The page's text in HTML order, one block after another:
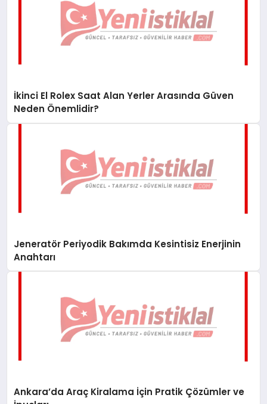
İkinci El Rolex Saat Alan Yerler Arasında Güven
Neden Önemlidir?
Jeneratör Periyodik Bakımda Kesintisiz Enerjinin
Anahtarı
Ankara’da Araç Kiralama İçin Pratik Çözümler ve